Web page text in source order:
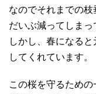
なのでそれまでの
だいぶ減ってしまっ
しかし、春になる
してくれています。
この桜を守るため